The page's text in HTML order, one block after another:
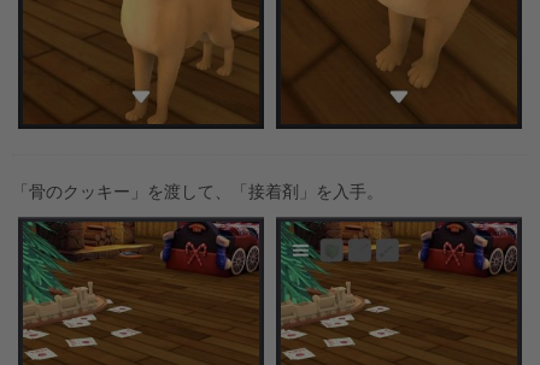
「骨のクッキー」を渡して、「接着剤」を入手。